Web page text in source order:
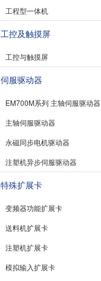
工程型一体机
工控及触摸屏
工控与触摸屏
伺服驱动器
EM700M系列 主轴伺服驱动器
主轴伺服驱动器
永磁同步电机驱动器
注塑机异步伺服驱动器
特殊扩展卡
变频器功能扩展卡
送料机扩展卡
注塑机扩展卡
模拟输入扩展卡